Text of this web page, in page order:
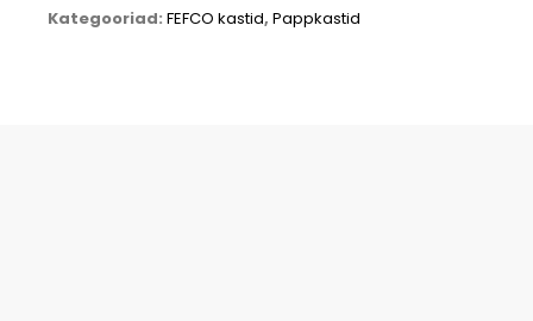
Kategooriad: FEFCO kastid, Pappkastid